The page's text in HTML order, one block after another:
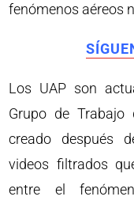
fenómenos aéreos
Los UAP son
Grupo de Trabajo
creado después
videos filtrados
entre el